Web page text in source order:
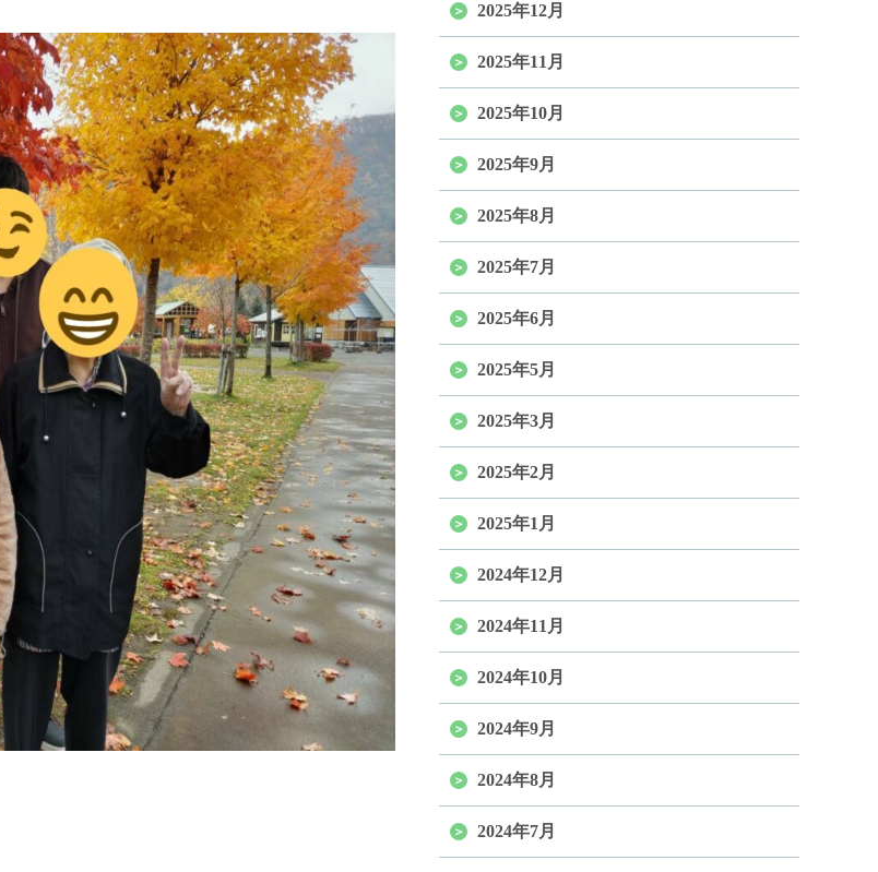
2025年12月
2025年11月
2025年10月
2025年9月
2025年8月
2025年7月
2025年6月
2025年5月
2025年3月
2025年2月
2025年1月
2024年12月
2024年11月
2024年10月
2024年9月
2024年8月
2024年7月